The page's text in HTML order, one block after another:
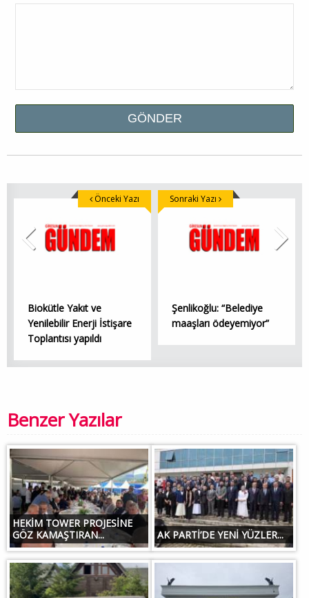
Biokütle Yakıt ve
Yenilebilir Enerji İstişare
Toplantısı yapıldı
Önceki Yazı
Şenlikoğlu: “Belediye
maaşları ödeyemiyor”
Sonraki Yazı
Benzer Yazılar
HEKİM TOWER PROJESİNE
GÖZ KAMAŞTIRAN...
AK PARTİ’DE YENİ YÜZLER...